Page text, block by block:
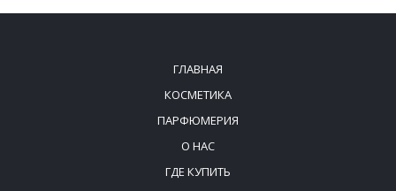
ГЛАВНАЯ
КОСМЕТИКА
ПАРФЮМЕРИЯ
О НАС
ГДЕ КУПИТЬ